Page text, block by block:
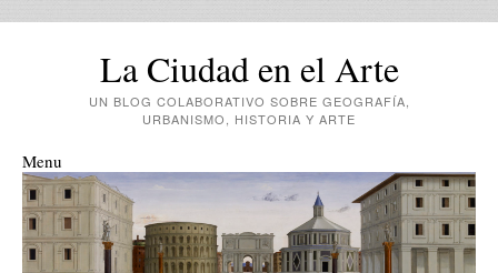
La Ciudad en el Arte
UN BLOG COLABORATIVO SOBRE GEOGRAFÍA,
URBANISMO, HISTORIA Y ARTE
Menu
Skip to content